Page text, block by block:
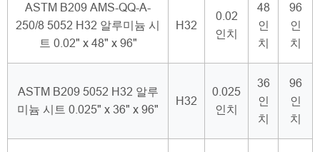
ASTM B209 AMS-QQ-A-
250/8 5052 H32 알루미늄 시
트 0.02" x 48" x 96"
H32
0.02
인치
48
인
치
96
인
치
ASTM B209 5052 H32 알루
미늄 시트 0.025" x 36" x 96"
H32
0.025
인치
36
인
치
96
인
치